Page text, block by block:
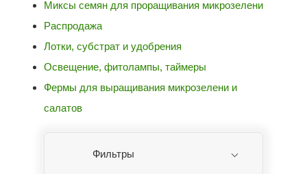
Миксы семян для проращивания микрозелени
Распродажа
Лотки, субстрат и удобрения
Освещение, фитолампы, таймеры
Фермы для выращивания микрозелени и
салатов
Фильтры